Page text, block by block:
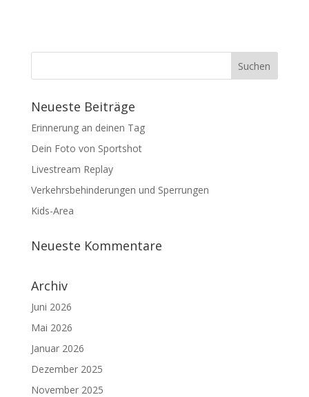
Neueste Beiträge
Erinnerung an deinen Tag
Dein Foto von Sportshot
Livestream Replay
Verkehrsbehinderungen und Sperrungen
Kids-Area
Neueste Kommentare
Archiv
Juni 2026
Mai 2026
Januar 2026
Dezember 2025
November 2025